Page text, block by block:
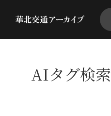
AIタグ検